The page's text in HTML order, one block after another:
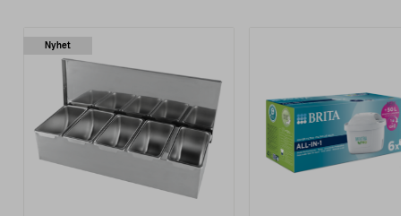
Nyhet